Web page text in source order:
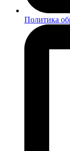
Политика